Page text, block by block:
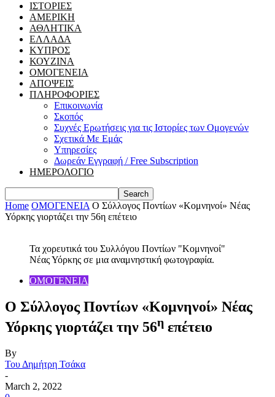
ΙΣΤΟΡΙΕΣ
ΑΜΕΡΙΚΗ
ΑΘΛΗΤΙΚΑ
ΕΛΛΑΔΑ
ΚΥΠΡΟΣ
ΚΟΥΖΙΝΑ
ΟΜΟΓΕΝΕΙΑ
ΑΠΟΨΕΙΣ
ΠΛΗΡΟΦΟΡΙΕΣ
Επικοινωνία
Σκοπός
Συχνές Ερωτήσεις για τις Ιστορίες των Ομογενών
Σχετικά Με Εμάς
Υπηρεσίες
Δωρεάν Εγγραφή / Free Subscription
ΗΜΕΡΟΛΟΓΙΟ
Home ΟΜΟΓΕΝΕΙΑ Ο Σύλλογος Ποντίων «Κομνηνοί» Νέας
Υόρκης γιορτάζει την 56η επέτειο
Τα χορευτικά του Συλλόγου Ποντίων "Κομνηνοί"
Νέας Υόρκης σε μια αναμνηστική φωτογραφία.
ΟΜΟΓΕΝΕΙΑ
Ο Σύλλογος Ποντίων «Κομνηνοί» Νέας
Υόρκης γιορτάζει την 56η επέτειο
By
Του Δημήτρη Τσάκα
-
March 2, 2022